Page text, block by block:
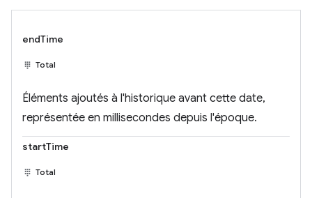
endTime
Total
Éléments ajoutés à l'historique avant cette date,
représentée en millisecondes depuis l'époque.
startTime
Total